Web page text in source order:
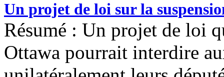
Un projet de loi sur la
Résumé : Un projet de loi
Ottawa pourrait interdire